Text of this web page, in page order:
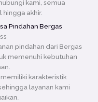
kami, semua
hingga akhir.
Pindahan Bergas
pindahan dari Bergas
memenuhi kebutuhan
karakteristik
layanan kami